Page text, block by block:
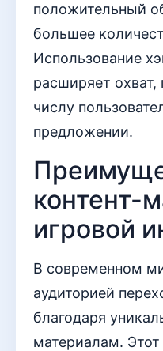
положительный
большее
Использование
расширяет
числу
предложении.
контент-
игровой
В современном
аудиторией
благодаря
материалам.